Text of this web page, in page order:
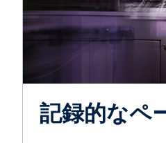
記録的なペ